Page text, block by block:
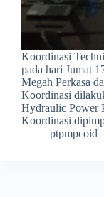
Koordinasi
pada hari Jumat
Megah Perkasa
Koordinasi
Hydraulic Power
Koordinasi
ptpmpcoid